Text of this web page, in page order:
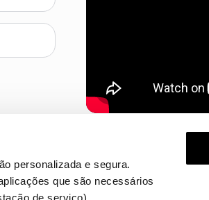
personalizada e segura.
que são necessários